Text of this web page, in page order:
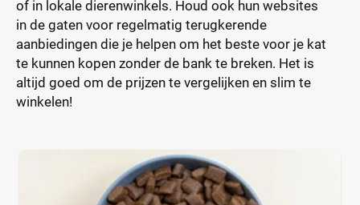
of in lokale dierenwinkels. Houd ook hun websites
in de gaten voor regelmatig terugkerende
aanbiedingen die je helpen om het beste voor je kat
te kunnen kopen zonder de bank te breken. Het is
altijd goed om de prijzen te vergelijken en slim te
winkelen!